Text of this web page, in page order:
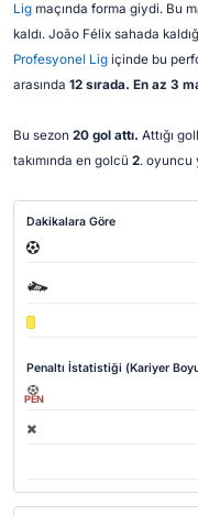
Ligmaçında forma giydi. Bu
kaldı. João Félix sahada
Profesyonel Ligiçinde bu
arasında 12 sırada. En az 3
Bu sezon 20 gol attı. Attığı
takımında en golcü 2. oyuncu
Dakikalara Göre
Penaltı İstatistiği (Kariyer
PEN